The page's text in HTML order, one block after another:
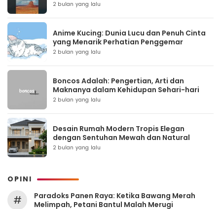
2 bulan yang lalu
Anime Kucing: Dunia Lucu dan Penuh Cinta
yang Menarik Perhatian Penggemar
2 bulan yang lalu
Boncos Adalah: Pengertian, Arti dan
Maknanya dalam Kehidupan Sehari-hari
2 bulan yang lalu
Desain Rumah Modern Tropis Elegan
dengan Sentuhan Mewah dan Natural
2 bulan yang lalu
OPINI
#
Paradoks Panen Raya: Ketika Bawang Merah
Melimpah, Petani Bantul Malah Merugi